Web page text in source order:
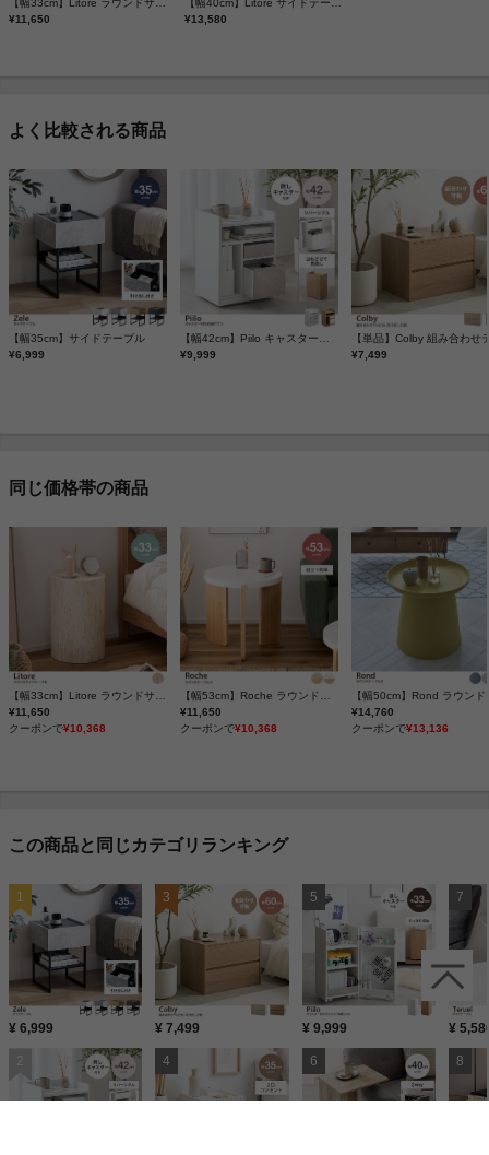
【幅33cm】Litore ラウンドサイドテーブル
¥11,650
【幅40cm】Litore サイドテーブル
¥13,580
よく比較される商品
【幅35cm】サイドテーブル
¥6,999
【幅42cm】Piilo キャスター付き収納ワゴン
¥9,999
¥7,499
同じ価格帯の商品
¥11,650
クーポンで¥10,368
¥11,650
クーポンで¥10,368
¥14,760
クーポンで¥13,136
この商品と同じカテゴリランキング
¥ 6,999 ¥ 7,499 ¥ 9,999 ¥